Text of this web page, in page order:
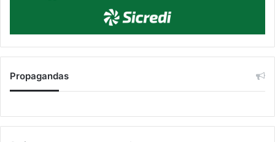
Propagandas